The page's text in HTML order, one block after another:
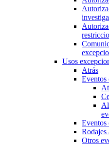
Usos
Atrás
Eventos
Eventos
Rodajes
Otros